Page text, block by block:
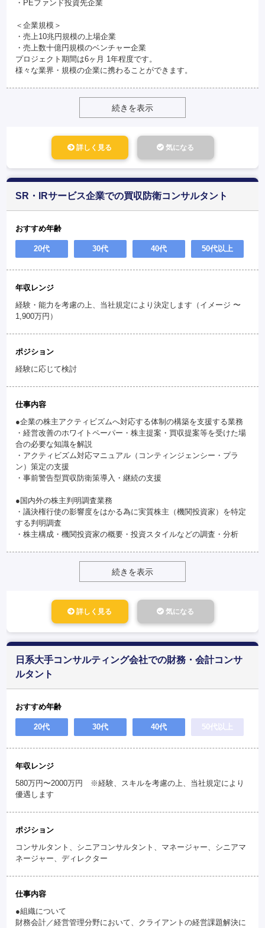
・PEファンド投資先企業
＜企業規模＞
・売上10兆円規模の上場企業
・売上数十億円規模のベンチャー企業
プロジェクト期間は6ヶ月 1年程度です。
様々な業界・規模の企業に携わることができます。
続きを表示
詳しく見る 気になる
SR・IRサービス企業での買収防衛コンサルタント
おすすめ年齢
20代 30代 40代 50代以上
年収レンジ
経験・能力を考慮の上、当社規定により決定します（イメージ 〜
1,900万円）
ポジション
経験に応じて検討
仕事内容
●企業の株主アクティビズムへ対応する体制の構築を支援する業務
・経営改善のホワイトペーパー・株主提案・買収提案等を受けた場
合の必要な知識を解説
・アクティビズム対応マニュアル（コンティンジェンシー・プラ
ン）策定の支援
・事前警告型買収防衛策導入・継続の支援
●国内外の株主判明調査業務
・議決権行使の影響度をはかる為に実質株主（機関投資家）を特定
する判明調査
・株主構成・機関投資家の概要・投資スタイルなどの調査・分析
続きを表示
詳しく見る 気になる
日系大手コンサルティング会社での財務・会計コンサ
ルタント
おすすめ年齢
20代 30代 40代 50代以上
年収レンジ
580万円〜2000万円 ※経験、スキルを考慮の上、当社規定により
優遇します
ポジション
コンサルタント、シニアコンサルタント、マネージャー、シニアマ
ネージャー、ディレクター
仕事内容
●組織について
財務会計／経営管理分野において、クライアントの経営課題解決に